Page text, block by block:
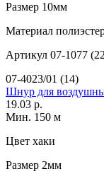
Размер 10мм
Материал
Артикул 07-1077
07-4023/01 (14)
Шнур для
19.03 р.
Мин. 150 м
Цвет хаки
Размер 2мм